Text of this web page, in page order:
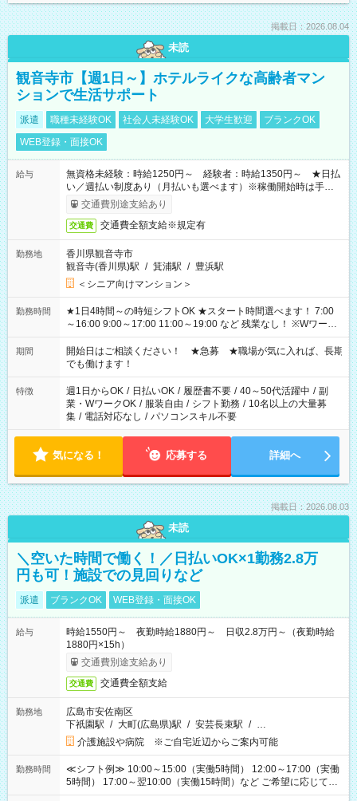
掲載日：2026.08.04
未読
観音寺市【週1日～】ホテルライクな高齢者マン
ションで生活サポート
派遣 職種未経験OK 社会人未経験OK 大学生歓迎
ブランクOK
WEB登録・面接OK
給与
無資格未経験：時給1250円～ 経験者：時給1350円～ ★日払
い／週払い制度あり（月払いも選べます）※稼働開始時は手続き
完了次第のお支払いとなります。
交通費別途支給あり
交通費 交通費全額支給※規定有
勤務地
香川県観音寺市
観音寺(香川県)駅 / 箕浦駅 / 豊浜駅
＜シニア向けマンション＞
勤務時間
★1日4時間～の時短シフトOK ★スタート時間選べます！ 7:00
～16:00 9:00～17:00 11:00～19:00 など 残業なし！ ※Wワーク
の場合、他のお仕事と合わせ週40時間超の就業はご案内できま
せん ※法令に基づき、週20時間以上勤務は社会保険への加入対
象となります ※労働者派遣法（日雇い派遣の原則禁止）によ
り、短時間・短期間の就業はご案内が難しい場合があります
期間
開始日はご相談ください！ ★急募 ★職場が気に入れば、長期
でも働けます！
特徴 週1日からOK / 日払いOK / 履歴書不要 / 40～50代活躍中 / 副
業・WワークOK / 服装自由 / シフト勤務 / 10名以上の大量募
集 / 電話対応なし / パソコンスキル不要
気になる！ 応募する 詳細へ
掲載日：2026.08.03
未読
＼空いた時間で働く！／日払いOK×1勤務2.8万
円も可！施設での見回りなど
派遣 ブランクOK WEB登録・面接OK
給与
時給1550円～ 夜勤時給1880円～ 日収2.8万円～（夜勤時給
1880円×15h）
交通費別途支給あり
交通費 交通費全額支給
勤務地
広島市安佐南区
下祇園駅 / 大町(広島県)駅 / 安芸長束駅 / …
介護施設や病院 ※ご自宅近辺からご案内可能
勤務時間
≪シフト例≫ 10:00～15:00（実働5時間） 12:00～17:00（実働
5時間） 17:00～翌10:00（実働15時間）など ご希望に応じて、
働く時間は調整できます！ お気軽に担当へ相談ください！